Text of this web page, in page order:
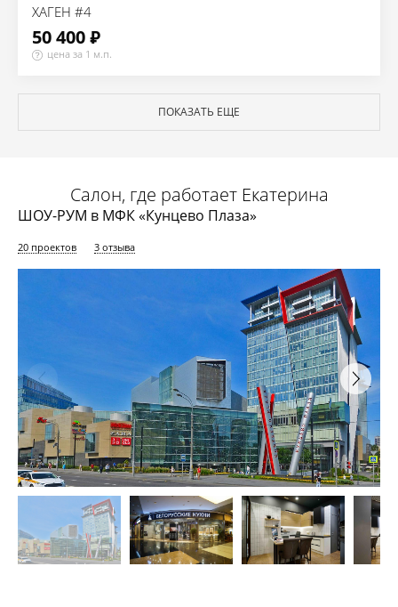
ХАГЕН #4
50 400 ₽
цена за 1 м.п.
ПОКАЗАТЬ ЕЩЕ
Салон, где работает Екатерина
ШОУ-РУМ в МФК «Кунцево Плаза»
20 проектов 3 отзыва